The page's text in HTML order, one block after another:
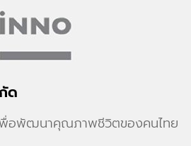
ด
พื่อพัฒนาคุณภาพชีวิตของคนไทย